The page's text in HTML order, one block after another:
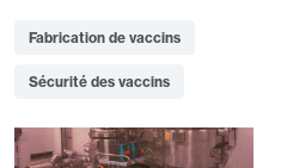
Fabrication de vaccins
Sécurité des vaccins